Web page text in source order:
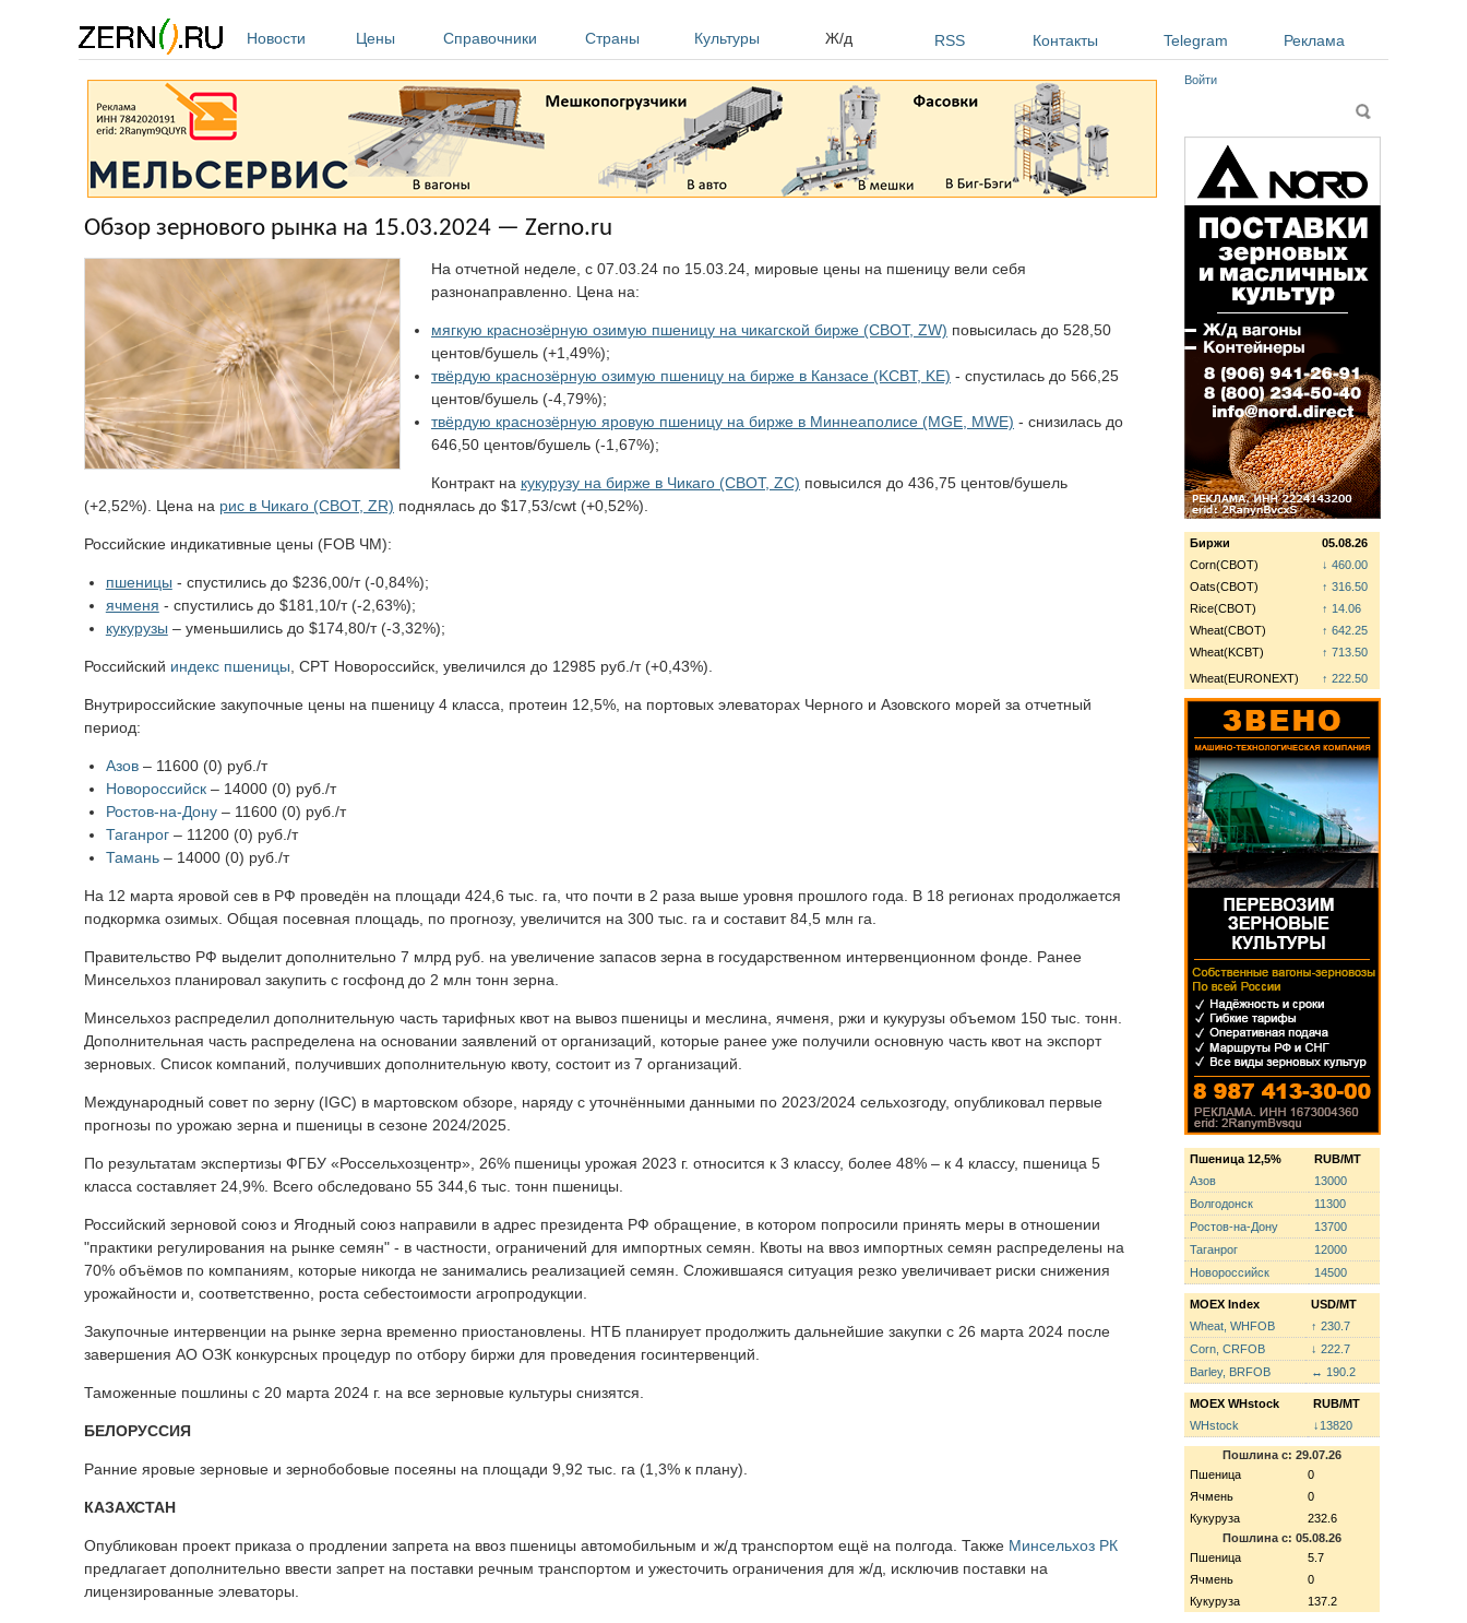
Новости
Цены Справочники Страны Культуры Ж/д RSS Контакты Telegram Реклама
Обзор зернового рынка на 15.03.2024 — Zerno.ru
На отчетной неделе, с 07.03.24 по 15.03.24, мировые цены на пшеницу вели себя
разнонаправленно. Цена на:
мягкую краснозёрную озимую пшеницу на чикагской бирже (CBOT, ZW) повысилась до 528,50
центов/бушель (+1,49%);
твёрдую краснозёрную озимую пшеницу на бирже в Канзасе (KCBT, KE) - спустилась до 566,25
центов/бушель (-4,79%);
твёрдую краснозёрную яровую пшеницу на бирже в Миннеаполисе (MGE, MWE) - снизилась до
646,50 центов/бушель (-1,67%);
Контракт на кукурузу на бирже в Чикаго (CBOT, ZC) повысился до 436,75 центов/бушель
(+2,52%). Цена на рис в Чикаго (CBOT, ZR) поднялась до $17,53/cwt (+0,52%).
Российские индикативные цены (FOB ЧМ):
пшеницы - спустились до $236,00/т (-0,84%);
ячменя - спустились до $181,10/т (-2,63%);
кукурузы – уменьшились до $174,80/т (-3,32%);
Российский индекс пшеницы , CPT Новороссийск, увеличился до 12985 руб./т (+0,43%).
Внутрироссийские закупочные цены на пшеницу 4 класса, протеин 12,5%, на портовых элеваторах Черного и Азовского морей за отчетный
период:
Азов– 11600 (0) руб./т
Новороссийск– 14000 (0) руб./т
Ростов-на-Дону– 11600 (0) руб./т
Таганрог– 11200 (0) руб./т
Тамань– 14000 (0) руб./т
На 12 марта яровой сев в РФ проведён на площади 424,6 тыс. га, что почти в 2 раза выше уровня прошлого года. В 18 регионах продолжается
подкормка озимых. Общая посевная площадь, по прогнозу, увеличится на 300 тыс. га и составит 84,5 млн га.
Правительство РФ выделит дополнительно 7 млрд руб. на увеличение запасов зерна в государственном интервенционном фонде. Ранее
Минсельхоз планировал закупить с госфонд до 2 млн тонн зерна.
Минсельхоз распределил дополнительную часть тарифных квот на вывоз пшеницы и меслина, ячменя, ржи и кукурузы объемом 150 тыс. тонн.
Дополнительная часть распределена на основании заявлений от организаций, которые ранее уже получили основную часть квот на экспорт
зерновых. Список компаний, получивших дополнительную квоту, состоит из 7 организаций.
Международный совет по зерну (IGC) в мартовском обзоре, наряду с уточнёнными данными по 2023/2024 сельхозгоду, опубликовал первые
прогнозы по урожаю зерна и пшеницы в сезоне 2024/2025.
По результатам экспертизы ФГБУ «Россельхозцентр», 26% пшеницы урожая 2023 г. относится к 3 классу, более 48% – к 4 классу, пшеница 5
класса составляет 24,9%. Всего обследовано 55 344,6 тыс. тонн пшеницы.
Российский зерновой союз и Ягодный союз направили в адрес президента РФ обращение, в котором попросили принять меры в отношении
"практики регулирования на рынке семян" - в частности, ограничений для импортных семян. Квоты на ввоз импортных семян распределены на
70% объёмов по компаниям, которые никогда не занимались реализацией семян. Сложившаяся ситуация резко увеличивает риски снижения
урожайности и, соответственно, роста себестоимости агропродукции.
Закупочные интервенции на рынке зерна временно приостановлены. НТБ планирует продолжить дальнейшие закупки с 26 марта 2024 после
завершения АО ОЗК конкурсных процедур по отбору биржи для проведения госинтервенций.
Таможенные пошлины с 20 марта 2024 г. на все зерновые культуры снизятся.
БЕЛОРУССИЯ
Ранние яровые зерновые и зернобобовые посеяны на площади 9,92 тыс. га (1,3% к плану).
КАЗАХСТАН
Опубликован проект приказа о продлении запрета на ввоз пшеницы автомобильным и ж/д транспортом ещё на полгода. Также Минсельхоз РК
предлагает дополнительно ввести запрет на поставки речным транспортом и ужесточить ограничения для ж/д, исключив поставки на
лицензированные элеваторы.
Войти
Поиск
Биржи
05.08.26
Corn(CBOT)
↓ 460.00
Oats(CBOT)
↑ 316.50
Rice(CBOT)
↑ 14.06
Wheat(CBOT)
↑ 642.25
Wheat(KCBT)
↑ 713.50
Wheat(EURONEXT)
↑ 222.50
Пшеница 12,5%
RUB/MT
Азов
13000
Волгодонск
11300
Ростов-на-Дону
13700
Таганрог
12000
Новороссийск
14500
MOEX Index
USD/MT
Wheat, WHFOB
↑ 230.7
Corn, CRFOB
↓ 222.7
Barley, BRFOB
↔ 190.2
MOEX WHstock
RUB/MT
WHstock
↓13820
Пошлина с: 29.07.26
Пшеница
0
Ячмень
0
Кукуруза
232.6
Пошлина с: 05.08.26
Пшеница
5.7
Ячмень
0
Кукуруза
137.2